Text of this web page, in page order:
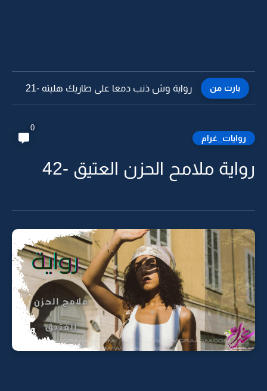
بارت من رواية وش ذنب دمعا على طاريك هليته -20
روايات_غرام
0
رواية ملامح الحزن العتيق -42